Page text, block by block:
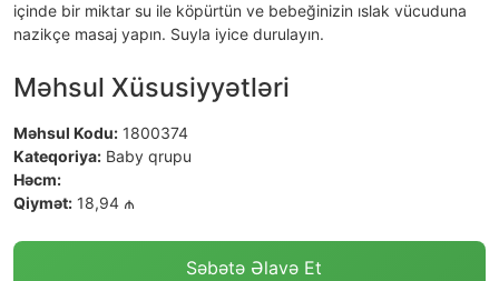
içinde bir miktar su ile köpürtün ve bebeğinizin ıslak vücuduna
nazikçe masaj yapın. Suyla iyice durulayın.
Məhsul Xüsusiyyətləri
Məhsul Kodu: 1800374
Kateqoriya: Baby qrupu
Həcm:
Qiymət: 18,94 ₼
Səbətə Əlavə Et